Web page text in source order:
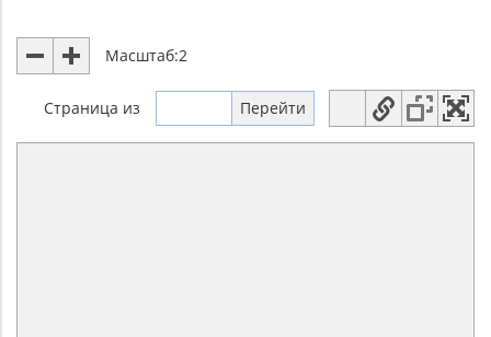
Масштаб:2
Страница из